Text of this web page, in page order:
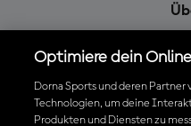
Optimiere dein
Dorna Sports und deren Partner
Technologien, um deine
Produkten und Diensten zu